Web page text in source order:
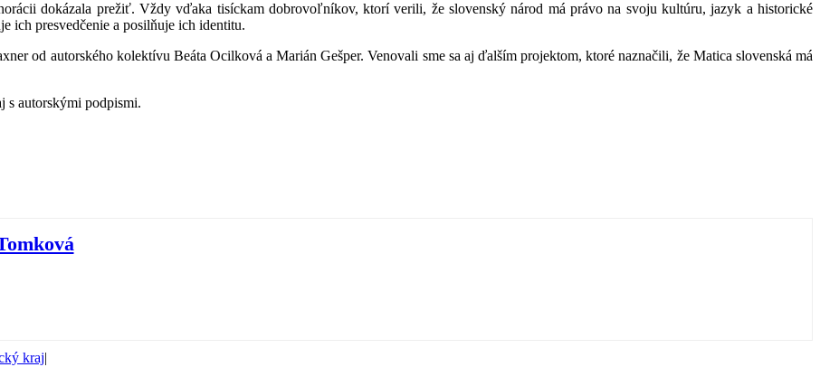
dokázala prežiť. Vždy vďaka tisíckam dobrovoľníkov, ktorí verili, že slovenský národ má právo na svoju kultúru, jazyk a historické
ich presvedčenie a posilňuje ich identitu.
od autorského kolektívu Beáta Ocilková a Marián Gešper. Venovali sme sa aj ďalším projektom, ktoré naznačili, že Matica slovenská má
s autorskými podpismi.
kraj|